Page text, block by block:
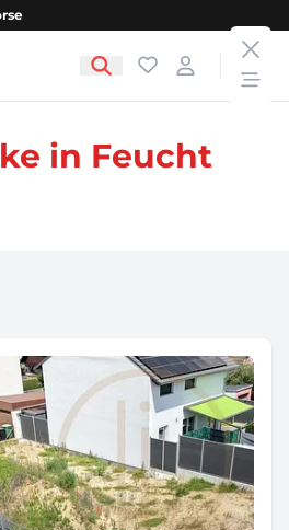
Börse Favoriten
Login
in Feucht